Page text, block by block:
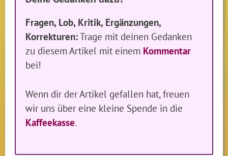
Fragen, Lob, Kritik, Ergänzungen,
Korrekturen:Trage mit deinen Gedanken
zu diesem Artikel mit einem Kommentar
bei!
Wenn dir der Artikel gefallen hat, freuen
wir uns über eine kleine Spende in die
Kaffeekasse.